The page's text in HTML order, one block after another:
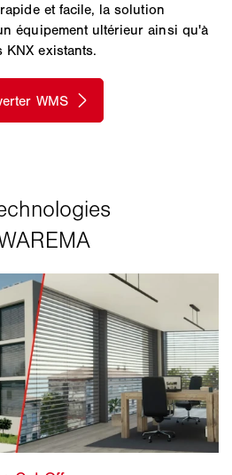
et facile, la solution
équipement ultérieur ainsi qu'à
KNX existants.